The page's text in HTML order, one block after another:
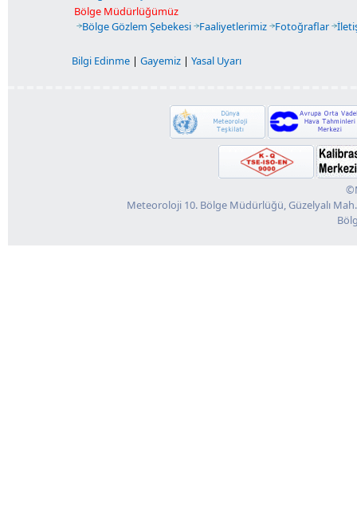
Bölge Müdürlüğümüz
Bölge Gözlem Şebekesi
Faaliyetlerimiz Fotoğraflar
Bilgi Edinme | Gayemiz | Yasal Uyarı
Meteoroloji 10. Bölge Müdürlüğü, Güzelyalı Mah.